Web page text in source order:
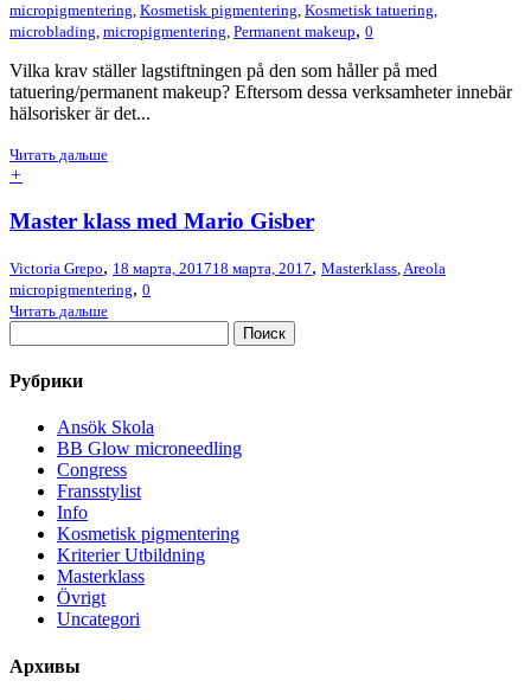
micropigmentering, Kosmetisk pigmentering, Kosmetisk tatuering,
microblading, micropigmentering, Permanent makeup, 0
Vilka krav ställer lagstiftningen på den som håller på med
tatuering/permanent makeup? Eftersom dessa verksamheter innebär
hälsorisker är det...
Читать дальше
+
Master klass med Mario Gisber
Victoria Grepo, 18 марта, 201718 марта, 2017, Masterklass Areola
micropigmentering, 0
Читать дальше
Рубрики
Ansök Skola
BB Glow microneedling
Congress
Fransstylist
Info
Kosmetisk pigmentering
Kriterier Utbildning
Masterklass
Övrigt
Uncategori
Архивы